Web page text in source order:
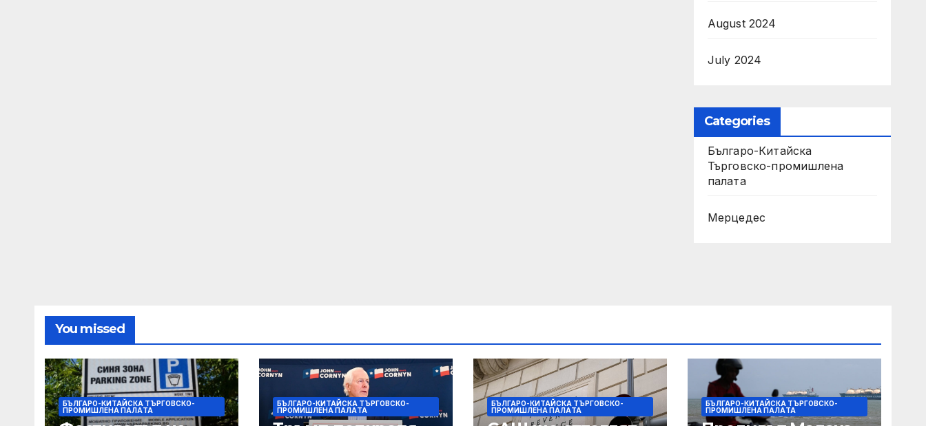
August 2024
July 2024
Categories
Българо-Китайска
Търговско-промишлена
палaта
Мерцедес
You missed
БЪЛГАРО-КИТАЙСКА ТЪРГОВСКО-
ПРОМИШЛЕНА ПАЛAТА
БЪЛГАРО-КИТАЙСКА ТЪРГОВСКО-
ПРОМИШЛЕНА ПАЛAТА
БЪЛГАРО-КИТАЙСКА ТЪРГОВСКО-
ПРОМИШЛЕНА ПАЛAТА
БЪЛГАРО-КИТАЙСКА ТЪРГОВСКО-
ПРОМИШЛЕНА ПАЛAТА